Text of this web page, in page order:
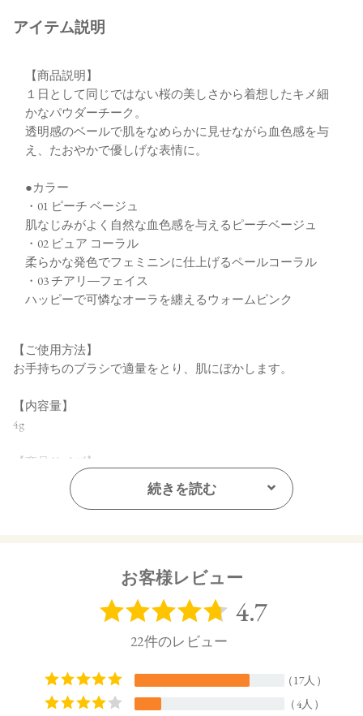
アイテム説明
【商品説明】
１日として同じではない桜の美しさから着想したキメ細
かなパウダーチーク。
透明感のベールで肌をなめらかに見せながら血色感を与
え、たおやかで優しげな表情に。
●カラー
・01 ピーチ ベージュ
肌なじみがよく自然な血色感を与えるピーチベージュ
・02 ピュア コーラル
柔らかな発色でフェミニンに仕上げるペールコーラル
・03 チアリ―フェイス
ハッピーで可憐なオーラを纏えるウォームピンク
【ご使用方法】
お手持ちのブラシで適量をとり、肌にぼかします。
【内容量】
4g
【商品サイズ】
20㎜×64㎜×65㎜ (高さx奥行x幅)
リン酸亜鉛、エチルヘキシルグリセリン、カプリル酸グリセ
ピノサ核油、オプンチアフィクスインジカ種子油、カニナバ
エキス、ラベンダー花エキス、ジパルミチン酸アスコルビ
ーンスターチ、ステアリン酸Mg、酸化鉄、グンジョウ、赤
226、水酸化Al、合成フルオロフロゴパイト、ステアリン酸
続きを読む
お客様レビュー